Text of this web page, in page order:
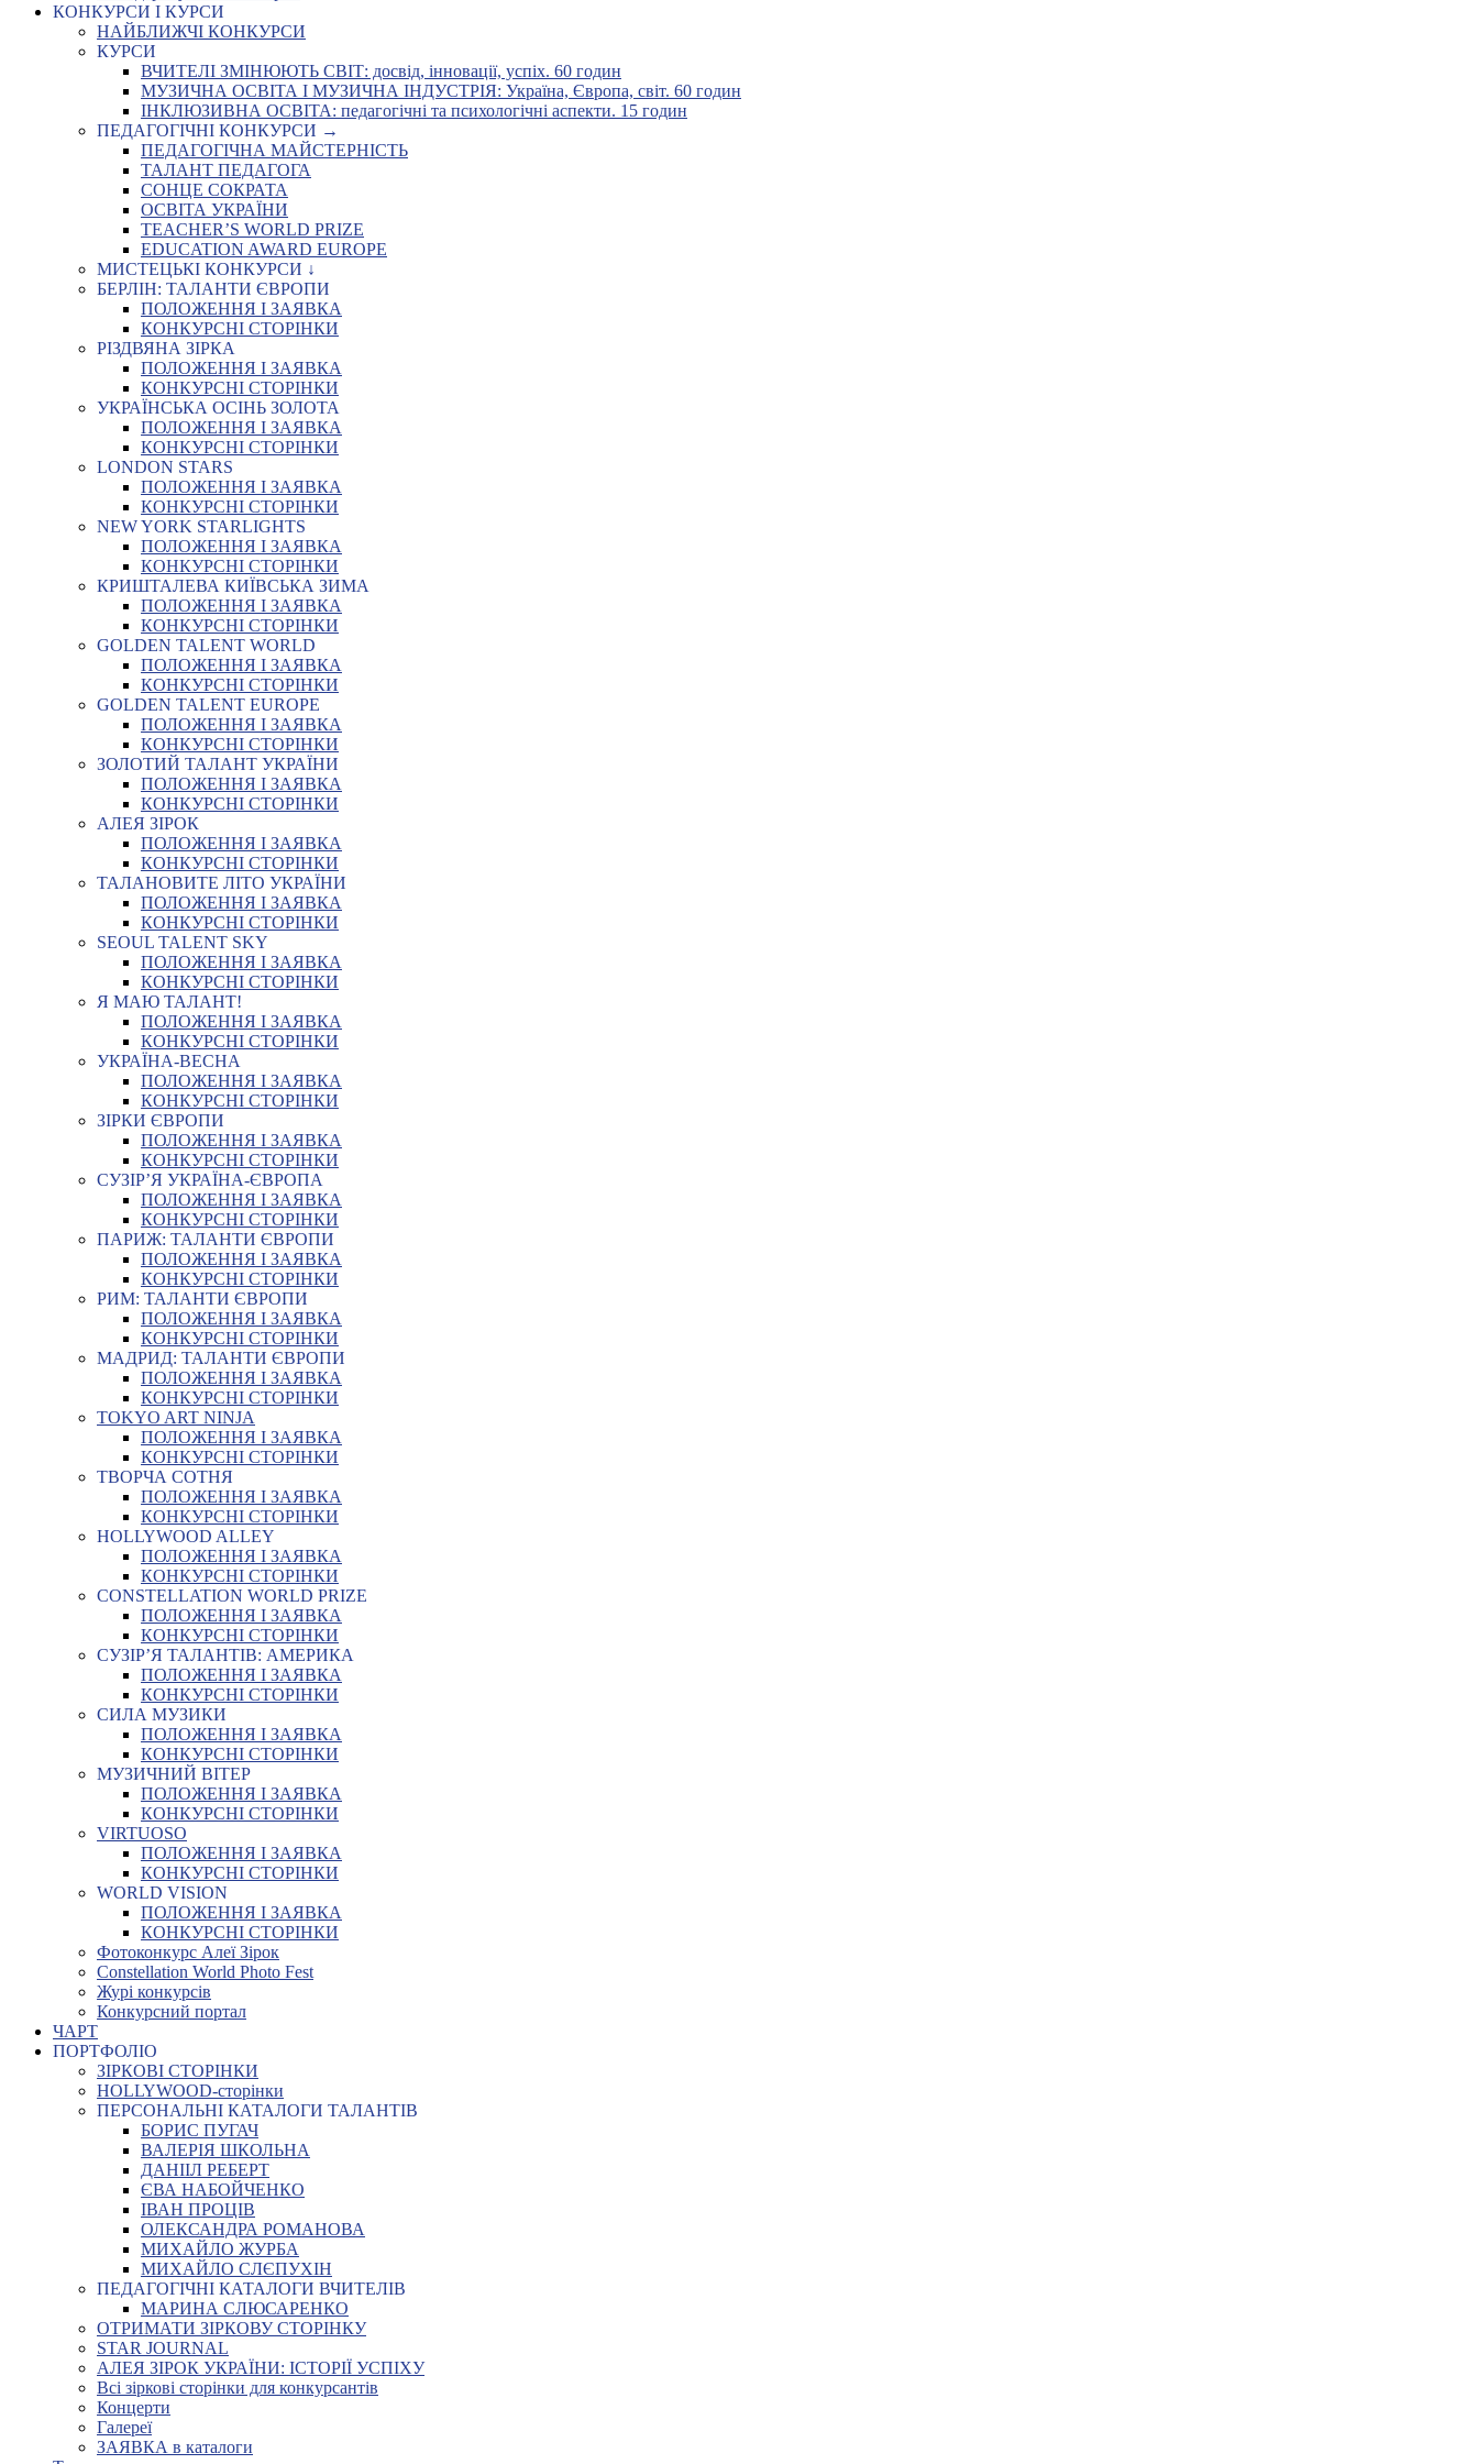
КОНКУРСИ І КУРСИ
НАЙБЛИЖЧІ КОНКУРСИ
КУРСИ
ВЧИТЕЛІ ЗМІНЮЮТЬ СВІТ: досвід, інновації, успіх. 60 годин
МУЗИЧНА ОСВІТА І МУЗИЧНА ІНДУСТРІЯ: Україна, Європа, світ. 60 годин
ІНКЛЮЗИВНА ОСВІТА: педагогічні та психологічні аспекти. 15 годин
ПЕДАГОГІЧНІ КОНКУРСИ →
ПЕДАГОГІЧНА МАЙСТЕРНІСТЬ
ТАЛАНТ ПЕДАГОГА
СОНЦЕ СОКРАТА
ОСВІТА УКРАЇНИ
TEACHER’S WORLD PRIZE
EDUCATION AWARD EUROPE
МИСТЕЦЬКІ КОНКУРСИ ↓
БЕРЛІН: ТАЛАНТИ ЄВРОПИ
ПОЛОЖЕННЯ І ЗАЯВКА
КОНКУРСНІ СТОРІНКИ
РІЗДВЯНА ЗІРКА
ПОЛОЖЕННЯ І ЗАЯВКА
КОНКУРСНІ СТОРІНКИ
УКРАЇНСЬКА ОСІНЬ ЗОЛОТА
ПОЛОЖЕННЯ І ЗАЯВКА
КОНКУРСНІ СТОРІНКИ
LONDON STARS
ПОЛОЖЕННЯ І ЗАЯВКА
КОНКУРСНІ СТОРІНКИ
NEW YORK STARLIGHTS
ПОЛОЖЕННЯ І ЗАЯВКА
КОНКУРСНІ СТОРІНКИ
КРИШТАЛЕВА КИЇВСЬКА ЗИМА
ПОЛОЖЕННЯ І ЗАЯВКА
КОНКУРСНІ СТОРІНКИ
GOLDEN TALENT WORLD
ПОЛОЖЕННЯ І ЗАЯВКА
КОНКУРСНІ СТОРІНКИ
GOLDEN TALENT EUROPE
ПОЛОЖЕННЯ І ЗАЯВКА
КОНКУРСНІ СТОРІНКИ
ЗОЛОТИЙ ТАЛАНТ УКРАЇНИ
ПОЛОЖЕННЯ І ЗАЯВКА
КОНКУРСНІ СТОРІНКИ
АЛЕЯ ЗІРОК
ПОЛОЖЕННЯ І ЗАЯВКА
КОНКУРСНІ СТОРІНКИ
ТАЛАНОВИТЕ ЛІТО УКРАЇНИ
ПОЛОЖЕННЯ І ЗАЯВКА
КОНКУРСНІ СТОРІНКИ
SEOUL TALENT SKY
ПОЛОЖЕННЯ І ЗАЯВКА
КОНКУРСНІ СТОРІНКИ
Я МАЮ ТАЛАНТ!
ПОЛОЖЕННЯ І ЗАЯВКА
КОНКУРСНІ СТОРІНКИ
УКРАЇНА-ВЕСНА
ПОЛОЖЕННЯ І ЗАЯВКА
КОНКУРСНІ СТОРІНКИ
ЗІРКИ ЄВРОПИ
ПОЛОЖЕННЯ І ЗАЯВКА
КОНКУРСНІ СТОРІНКИ
СУЗІР’Я УКРАЇНА-ЄВРОПА
ПОЛОЖЕННЯ І ЗАЯВКА
КОНКУРСНІ СТОРІНКИ
ПАРИЖ: ТАЛАНТИ ЄВРОПИ
ПОЛОЖЕННЯ І ЗАЯВКА
КОНКУРСНІ СТОРІНКИ
РИМ: ТАЛАНТИ ЄВРОПИ
ПОЛОЖЕННЯ І ЗАЯВКА
КОНКУРСНІ СТОРІНКИ
МАДРИД: ТАЛАНТИ ЄВРОПИ
ПОЛОЖЕННЯ І ЗАЯВКА
КОНКУРСНІ СТОРІНКИ
TOKYO ART NINJA
ПОЛОЖЕННЯ І ЗАЯВКА
КОНКУРСНІ СТОРІНКИ
ТВОРЧА СОТНЯ
ПОЛОЖЕННЯ І ЗАЯВКА
КОНКУРСНІ СТОРІНКИ
HOLLYWOOD ALLEY
ПОЛОЖЕННЯ І ЗАЯВКА
КОНКУРСНІ СТОРІНКИ
CONSTELLATION WORLD PRIZE
ПОЛОЖЕННЯ І ЗАЯВКА
КОНКУРСНІ СТОРІНКИ
СУЗІР’Я ТАЛАНТІВ: АМЕРИКА
ПОЛОЖЕННЯ І ЗАЯВКА
КОНКУРСНІ СТОРІНКИ
СИЛА МУЗИКИ
ПОЛОЖЕННЯ І ЗАЯВКА
КОНКУРСНІ СТОРІНКИ
МУЗИЧНИЙ ВІТЕР
ПОЛОЖЕННЯ І ЗАЯВКА
КОНКУРСНІ СТОРІНКИ
VIRTUOSO
ПОЛОЖЕННЯ І ЗАЯВКА
КОНКУРСНІ СТОРІНКИ
WORLD VISION
ПОЛОЖЕННЯ І ЗАЯВКА
КОНКУРСНІ СТОРІНКИ
Фотоконкурс Алеї Зірок
Constellation World Photo Fest
Журі конкурсів
Конкурсний портал
ЧАРТ
ПОРТФОЛІО
ЗІРКОВІ СТОРІНКИ
HOLLYWOOD-сторінки
ПЕРСОНАЛЬНІ КАТАЛОГИ ТАЛАНТІВ
БОРИС ПУГАЧ
ВАЛЕРІЯ ШКОЛЬНА
ДАНІІЛ РЕБЕРТ
ЄВА НАБОЙЧЕНКО
ІВАН ПРОЦІВ
ОЛЕКСАНДРА РОМАНОВА
МИХАЙЛО ЖУРБА
МИХАЙЛО СЛЄПУХІН
ПЕДАГОГІЧНІ КАТАЛОГИ ВЧИТЕЛІВ
МАРИНА СЛЮСАРЕНКО
ОТРИМАТИ ЗІРКОВУ СТОРІНКУ
STAR JOURNAL
АЛЕЯ ЗІРОК УКРАЇНИ: ІСТОРІЇ УСПІХУ
Всі зіркові сторінки для конкурсантів
Концерти
Галереї
ЗАЯВКА в каталоги